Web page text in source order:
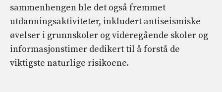
sammenhengen ble det også fremmet
utdanningsaktiviteter, inkludert antiseismiske
øvelser i grunnskoler og videregående skoler og
informasjonstimer dedikert til å forstå de
viktigste naturlige risikoene.